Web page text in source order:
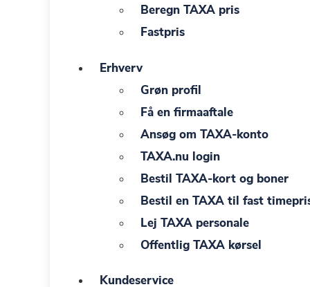
Beregn TAXA pris
Fastpris
Erhverv
Grøn profil
Få en firmaaftale
Ansøg om TAXA-konto
TAXA.nu login
Bestil TAXA-kort og boner
Bestil en TAXA til fast
Lej TAXA personale
Offentlig TAXA kørsel
Kundeservice